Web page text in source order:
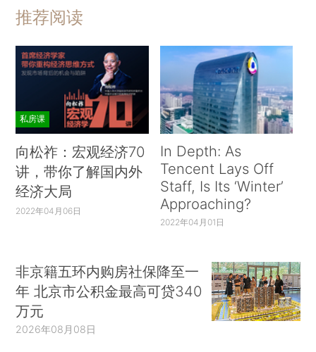
推荐阅读
私房课
向松祚：宏观经济70
讲，带你了解国内外
经济大局
2022年04月06日
In Depth: As
Tencent Lays Off
Staff, Is Its ‘Winter’
Approaching?
2022年04月01日
非京籍五环内购房社保降至一
年 北京市公积金最高可贷340
万元
2026年08月08日